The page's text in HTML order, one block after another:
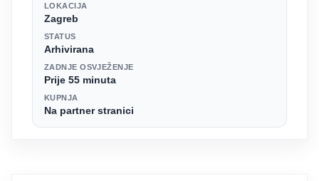
LOKACIJA
Zagreb
STATUS
Arhivirana
ZADNJE OSVJEŽENJE
Prije 55 minuta
KUPNJA
Na partner stranici